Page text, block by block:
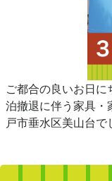
ご都合の良いお日
泊撤退に伴う家具・
戸市垂水区美山台で